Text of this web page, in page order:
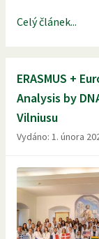
Celý článek...
ERASMUS +
Analysis by
Vilniusu
Vydáno: 1. února